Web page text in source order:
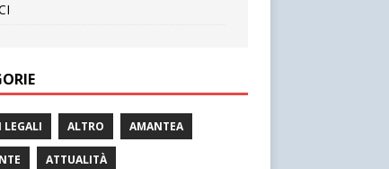
LEGALI ALTRO AMANTEA
ATTUALITÀ